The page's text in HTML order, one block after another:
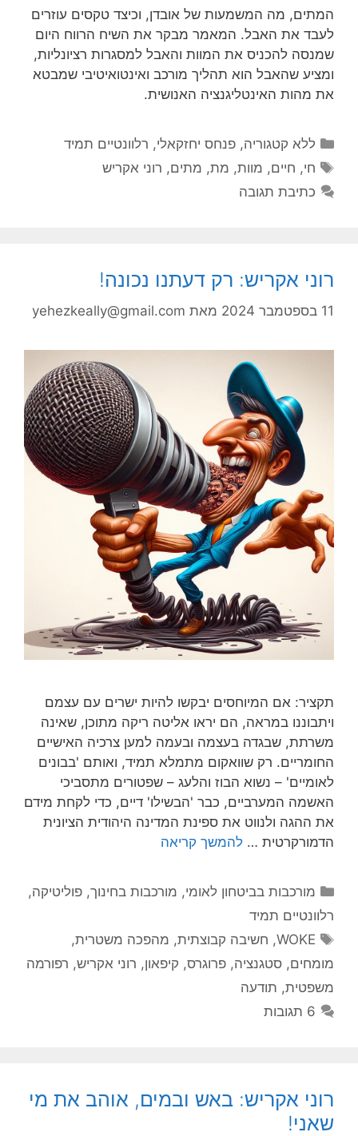
המתים, מה המשמעות של אובדן, וכיצד טקסים עוזרים
לעבד את האבל. המאמר מבקר את השיח הרווח היום
שמנסה להכניס את המוות והאבל למסגרות רציונליות,
ומציע שהאבל הוא תהליך מורכב ואינטואיטיבי שמבטא
את מהות האינטליגנציה האנושית.
קטגוריות
ללא קטגוריה,פנחס יחזקאלי, רלוונטיים תמיד
תגיות
חי, חיים, מוות, מת, מתים, רוני אקריש
כתיבת תגובה
רוני אקריש: רק דעתנו נכונה!
11 בספטמבר 2024 מאת yehezkeally@gmail.com
תקציר: אם המיוחסים יבקשו להיות ישרים עם עצמם
ויתבוננו במראה, הם יראו אליטה ריקה מתוכן, שאינה
משרתת, שבגדה בעצמה ובעמה למען צרכיה האישיים
החומריים. רק שוואקום מתמלא תמיד, ואותם 'בבונים
לאומיים' – נשוא הבוז והלעג – שפטורים מתסביכי
האשמה המערביים, כבר 'הבשילו' דיים, כדי לקחת מידם
את ההגה ולנווט את ספינת המדינה היהודית הציונית
הדמורקרטית … להמשך קריאה
קטגוריות
מורכבות בביטחון לאומי, מורכבות בחינוך,פוליטיקה,
רלוונטיים תמיד
תגיות
WOKE
, חשיבה קבוצתית, מהפכה משטרית,
מומחים, סטגנציה, פרוגרס, קיפאון, רוני אקריש, רפורמה
משפטית, תודעה
6 תגובות
רוני אקריש: באש ובמים, אוהב את מי
שאני!